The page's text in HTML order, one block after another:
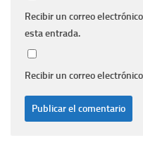
Recibir un correo
esta entrada.
Recibir un correo